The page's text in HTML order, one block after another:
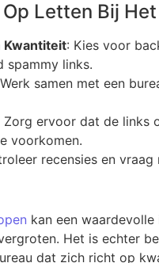
Letten Bij
Kwantiteit: Kies voor
spammy links.
samen met een
Zorg ervoor dat de links
voorkomen.
recensies en
kan een
Het is echter
dat zich richt op